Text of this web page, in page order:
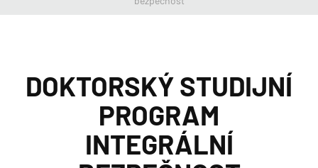
DOKTORSKÝ STUDIJNÍ
PROGRAM
INTEGRÁLNÍ